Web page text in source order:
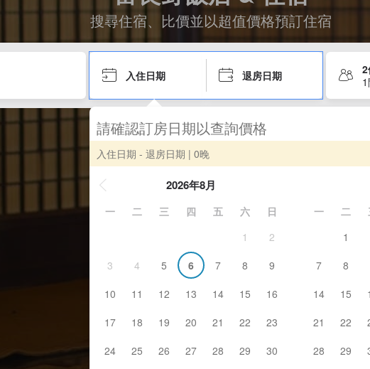
搜尋住宿、比價並以超值價格預訂住宿
入住日期 退房日期
請確認訂房日期以查詢價格
入住日期 - 退房日期 | 0晚
2026年8月
一 二 三 四 五 六
日
1
2
3
4 5 6 7 8
9
10
11 12 13 14 15
16
17
18 19 20 21 22
23
24
25 26 27 28 29
30
一 二
1
7
8
14
15
21
22
28
29